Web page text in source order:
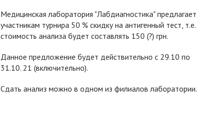
Медицинская лаборатория "Лабдиагностика" предлагает
участникам турнира 50 % скидку на антигенный тест, т.е.
стоимость анализа будет составлять 150 (?) грн.
Данное предложение будет действительно с 29.10 по
31.10. 21 (включительно).
Сдать анализ можно в одном из филиалов лаборатории.